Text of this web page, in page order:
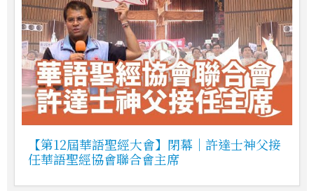
【第12屆華語聖經大會】閉幕｜許達士神父接
任華語聖經協會聯合會主席